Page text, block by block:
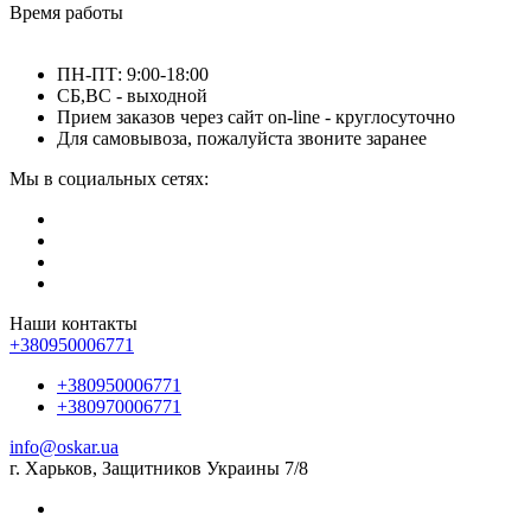
Время работы
ПН-ПТ: 9:00-18:00
СБ,ВС - выходной
Прием заказов через сайт on-line - круглосуточно
Для самовывоза, пожалуйста звоните заранее
Мы в социальных сетях:
Наши контакты
+380950006771
+380950006771
+380970006771
info@oskar.ua
г. Харьков, Защитников Украины 7/8